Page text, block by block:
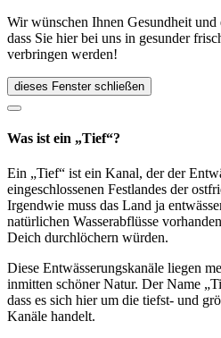
Wir wünschen Ihnen Gesundheit
dass Sie hier bei uns in gesunder
verbringen werden!
dieses Fenster schließen
Was ist ein „Tief“?
Ein „Tief“ ist ein Kanal, der der
eingeschlossenen Festlandes der
Irgendwie muss das Land ja
natürlichen Wasserabflüsse
Deich durchlöchern würden.
Diese Entwässerungskanäle liegen
inmitten schöner Natur. Der Name
dass es sich hier um die tiefst- und
Kanäle handelt.